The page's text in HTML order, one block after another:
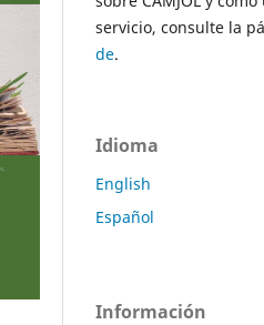
servicio, consulte la
de.
Idioma
English
Español
Información